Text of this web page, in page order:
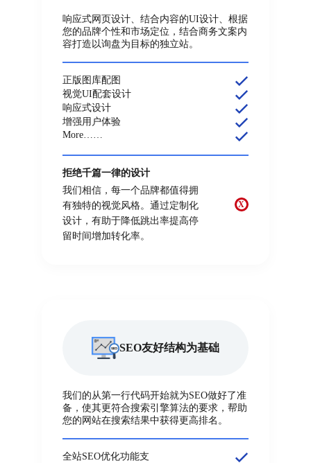
响应式网页设计、结合内容的UI设计、根据
您的品牌个性和市场定位，结合商务文案内
容打造以询盘为目标的独立站。
正版图库配图
视觉UI配套设计
响应式设计
增强用户体验
More……
拒绝千篇一律的设计
我们相信，每一个品牌都值得拥
有独特的视觉风格。通过定制化
设计，有助于降低跳出率提高停
留时间增加转化率。
X
SEO友好结构为基础
我们的从第一行代码开始就为SEO做好了准
备，使其更符合搜索引擎算法的要求，帮助
您的网站在搜索结果中获得更高排名。
全站SEO优化功能支